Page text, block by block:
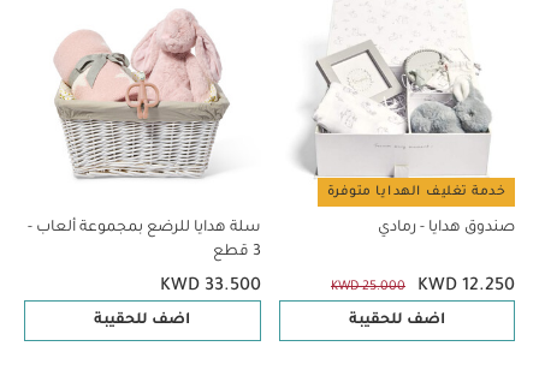
خدمة تغليف الهدايا متوفرة
صندوق هدايا - رمادي
KWD 12.250
KWD 25.000
اضف للحقيبة
سلة هدايا للرضع بمجموعة ألعاب -
3 قطع
KWD 33.500
اضف للحقيبة